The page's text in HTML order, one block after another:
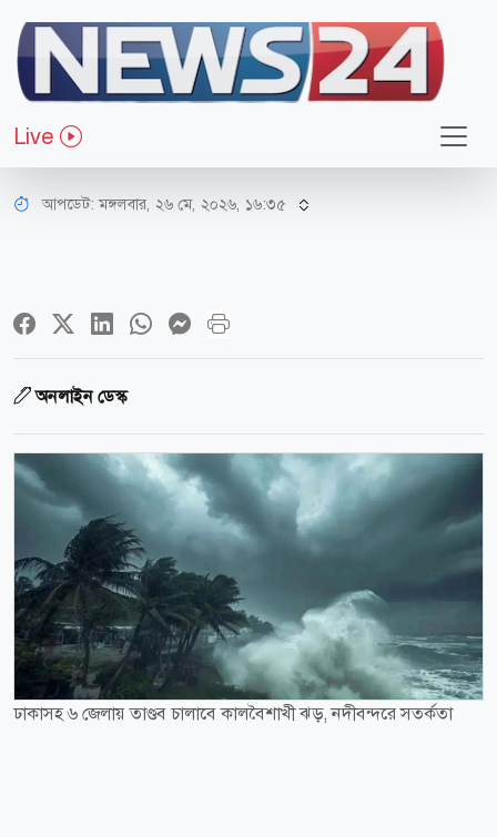
Live
জাতীয়
ঢাকাসহ ৬ জেলায় তাণ্ডব চালাবে
কালবৈশাখী ঝড়, নদীবন্দরে সতর্কতা
আপডেট: মঙ্গলবার, ২৬ মে, ২০২৬, ১৬:৩৫
অনলাইন ডেস্ক
ঢাকাসহ ৬ জেলায় তাণ্ডব চালাবে কালবৈশাখী ঝড়, নদীবন্দরে সতর্কতা